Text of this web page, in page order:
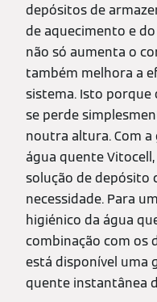
depósitos de
de aquecimento e
não só aumenta o
também melhora a
sistema. Isto porque
se perde
noutra altura. Com
água quente
solução de depósito
necessidade. Para
higiénico da água
combinação com os
está disponível uma
quente instantânea